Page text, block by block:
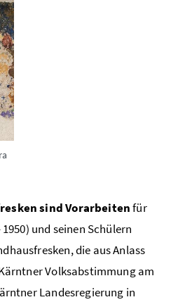
sind Vorarbeitenfür
und seinen Schülern
die aus Anlass
Volksabstimmung am
Landesregierung in